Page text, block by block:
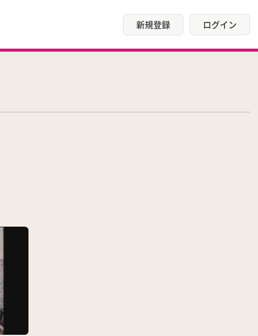
新規登録 ログイン